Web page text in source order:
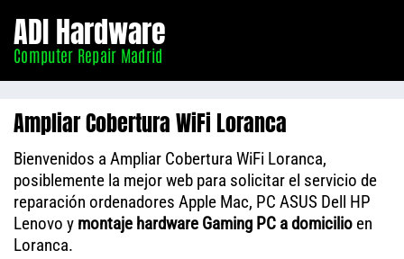
Madrid
ADI Hardware
Computer Repair Madrid
Ampliar Cobertura WiFi Loranca
Bienvenidos a Ampliar Cobertura WiFi Loranca,
posiblemente la mejor web para solicitar el servicio de
reparación ordenadores Apple Mac, PC ASUS Dell HP
Lenovo y montaje hardware Gaming PC a domicilio en
Loranca.